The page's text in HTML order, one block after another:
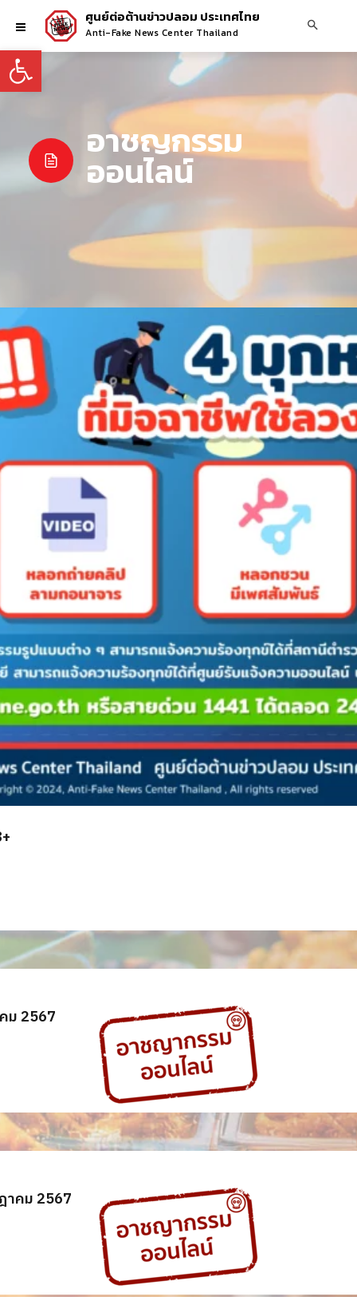
Open toolbar
ศูนย์ต่อต้านข่าวปลอม ประเทศไทย
Anti-Fake News Center Thailand
อาชญกรรม
ออนไลน์
ม 2567
าคม 2567